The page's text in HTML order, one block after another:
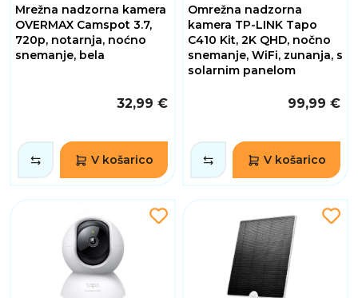
Mrežna nadzorna kamera
OVERMAX Camspot 3.7,
720p, notarnja, noćno
snemanje, bela
32,99 €
V košarico
Omrežna nadzorna
kamera TP-LINK Tapo
C410 Kit, 2K QHD, nočno
snemanje, WiFi, zunanja, s
solarnim panelom
99,99 €
V košarico